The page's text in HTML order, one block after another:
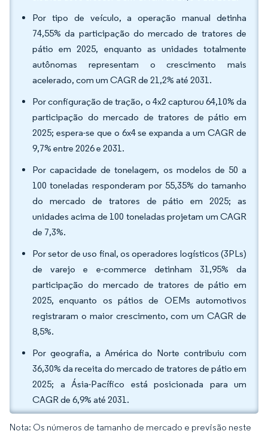
Por tipo de veículo, a operação manual detinha
74,55% da participação do mercado de tratores de
pátio em 2025, enquanto as unidades totalmente
autônomas representam o crescimento mais
acelerado, com um CAGR de 21,2% até 2031.
Por configuração de tração, o 4x2 capturou 64,10% da
participação do mercado de tratores de pátio em
2025; espera-se que o 6x4 se expanda a um CAGR de
9,7% entre 2026 e 2031.
Por capacidade de tonelagem, os modelos de 50 a
100 toneladas responderam por 55,35% do tamanho
do mercado de tratores de pátio em 2025; as
unidades acima de 100 toneladas projetam um CAGR
de 7,3%.
Por setor de uso final, os operadores logísticos (3PLs)
de varejo e e-commerce detinham 31,95% da
participação do mercado de tratores de pátio em
2025, enquanto os pátios de OEMs automotivos
registraram o maior crescimento, com um CAGR de
8,5%.
Por geografia, a América do Norte contribuiu com
36,30% da receita do mercado de tratores de pátio em
2025; a Ásia-Pacífico está posicionada para um
CAGR de 6,9% até 2031.
Nota: Os números de tamanho de mercado e previsão neste